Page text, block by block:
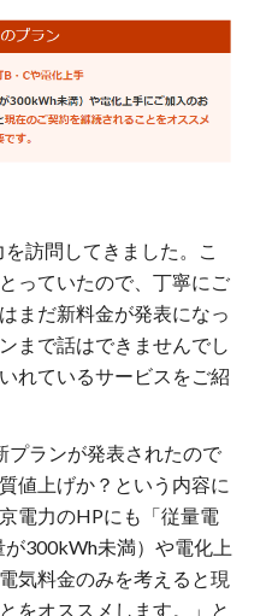
訪問してきました。こ
っていたので、丁寧にご
まだ新料金が発表になっ
まで話はできませんでし
れているサービスをご紹
プランが発表されたので
値上げか？という内容に
電力のHPにも「従量電
300kWh未満）や電化上
気料金のみを考えると現
をオススメします。」と